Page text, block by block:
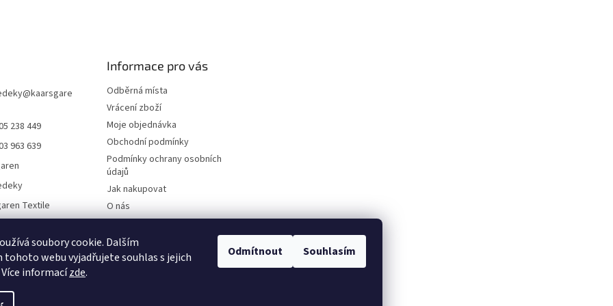
soubory cookie. Dalším
tohoto webu vyjadřujete souhlas s jejich
informacízde.
Odmítnout Souhlasím
@kaarsgare
238 449
963 639
Textile
Informace pro vás
Odběrná místa
Vrácení zboží
Moje objednávka
Obchodní podmínky
Podmínky ochrany osobních
údajů
Jak nakupovat
O nás
On-line platby
Velkoobchod